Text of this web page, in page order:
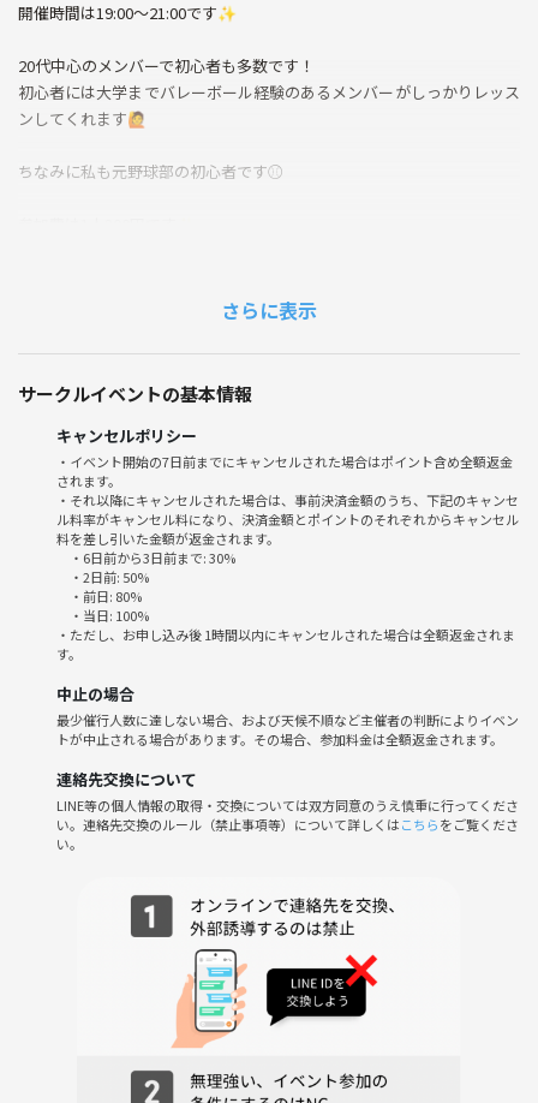
開催時間は19:00～21:00です✨
20代中心のメンバーで初心者も多数です！
初心者には大学までバレーボール経験のあるメンバーがしっかりレッス
ンしてくれます🙋
ちなみに私も元野球部の初心者です⚾
さらに表示
サークルイベントの基本情報
キャンセルポリシー
・イベント開始の7日前までにキャンセルされた場合はポイント含め全額返金
されます。
・それ以降にキャンセルされた場合は、事前決済金額のうち、下記のキャンセ
ル料率がキャンセル料になり、決済金額とポイントのそれぞれからキャンセル
料を差し引いた金額が返金されます。
・6日前から3日前まで: 30%
・2日前: 50%
・前日: 80%
・当日: 100%
・ただし、お申し込み後 1時間以内にキャンセルされた場合は全額返金されま
す。
中止の場合
最少催行人数に達しない場合、および天候不順など主催者の判断によりイベン
トが中止される場合があります。その場合、参加料金は全額返金されます。
連絡先交換について
LINE等の個人情報の取得・交換については双方同意のうえ慎重に行ってくださ
い。連絡先交換のルール（禁止事項等）について詳しくはこちらをご覧くださ
い。